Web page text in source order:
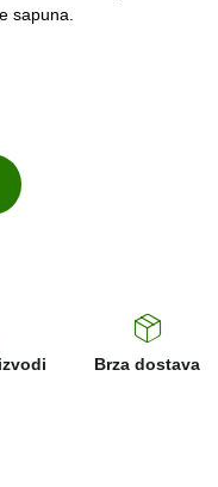
sapuna.
Brza dostava